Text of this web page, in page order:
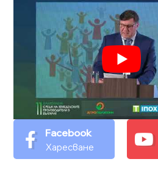
Facebook
Харесване